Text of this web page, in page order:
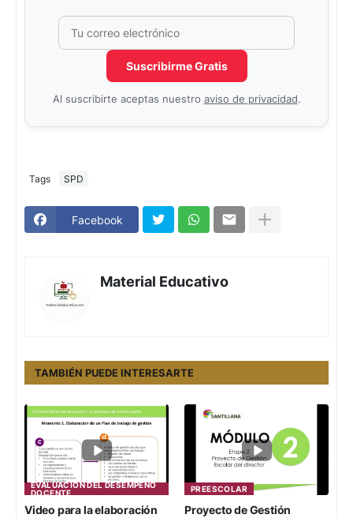
No completar este campo
Suscribirme Gratis
Al suscribirte aceptas nuestro aviso de privacidad.
Tags SPD
Facebook
Material Educativo
TAMBIÉN PUEDE INTERESARTE
EVALUACIÓN DEL DESEMPEÑO
DOCENTE
Video para la elaboración
PREESCOLAR
Proyecto de Gestión